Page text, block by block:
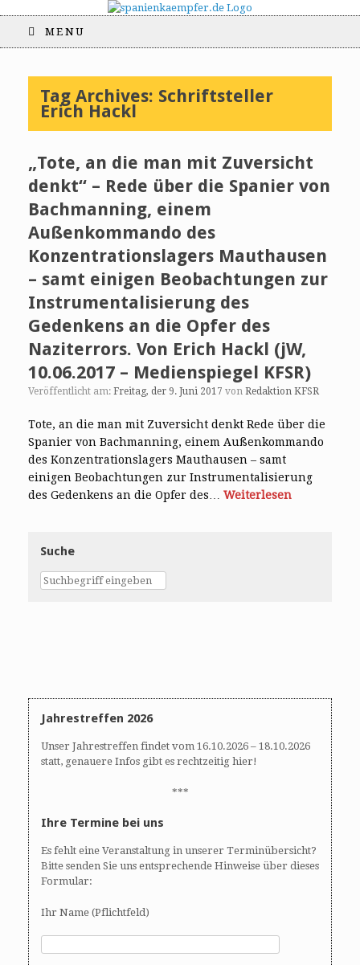
MENU
Tag Archives: Schriftsteller
Erich Hackl
„Tote, an die man mit Zuversicht
denkt“ – Rede über die Spanier von
Bachmanning, einem
Außenkommando des
Konzentrationslagers Mauthausen
– samt einigen Beobachtungen zur
Instrumentalisierung des
Gedenkens an die Opfer des
Naziterrors. Von Erich Hackl (jW,
10.06.2017 – Medienspiegel KFSR)
Veröffentlicht am: Freitag, der 9. Juni 2017 von Redaktion KFSR
Tote, an die man mit Zuversicht denkt Rede über die
Spanier von Bachmanning, einem Außenkommando
des Konzentrationslagers Mauthausen – samt
einigen Beobachtungen zur Instrumentalisierung
des Gedenkens an die Opfer des… Weiterlesen
Suche
Jahrestreffen 2026
Unser Jahrestreffen findet vom 16.10.2026 – 18.10.2026
statt, genauere Infos gibt es rechtzeitig hier!
***
Ihre Termine bei uns
Es fehlt eine Veranstaltung in unserer Terminübersicht?
Bitte senden Sie uns entsprechende Hinweise über dieses
Formular:
Ihr Name (Pflichtfeld)